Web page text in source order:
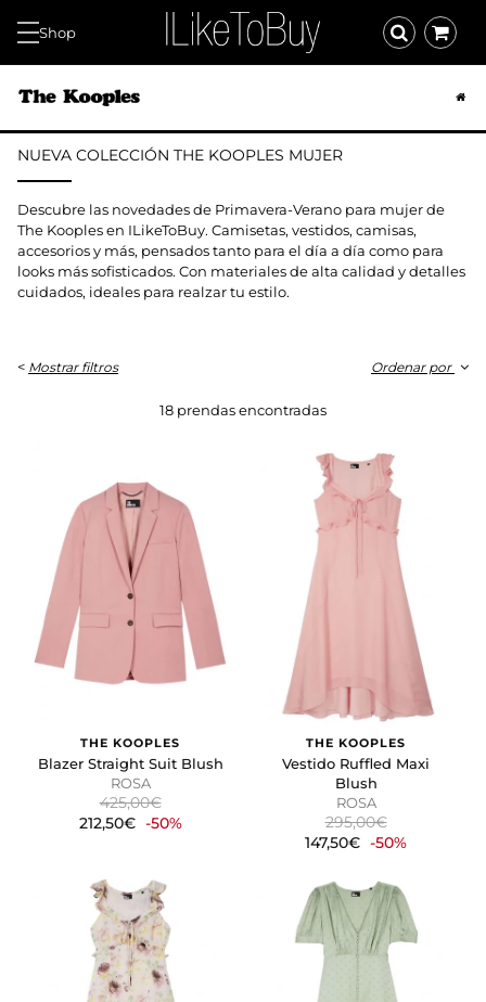
Shop
NUEVA COLECCIÓN THE KOOPLES MUJER
Descubre las novedades de Primavera-Verano para mujer de
The Kooples en ILikeToBuy. Camisetas, vestidos, camisas,
accesorios y más, pensados tanto para el día a día como para
looks más sofisticados. Con materiales de alta calidad y detalles
cuidados, ideales para realzar tu estilo.
18 prendas encontradas
Ordenar por
< Mostrar filtros
THE KOOPLES
Blazer Straight Suit Blush
ROSA
425,00€
212,50€ -50%
THE KOOPLES
Vestido Ruffled Maxi
Blush
ROSA
295,00€
147,50€ -50%